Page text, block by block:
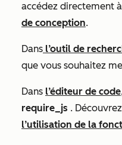
accédez directement à
de conception.
Dans l’outil de
que vous souhaitez
Dans l’éditeur de code
require_js .
l’utilisation de la